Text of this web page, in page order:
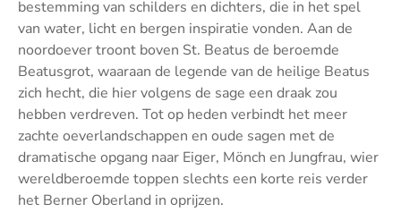
bestemming van schilders en dichters, die in het spel
van water, licht en bergen inspiratie vonden. Aan de
noordoever troont boven St. Beatus de beroemde
Beatusgrot, waaraan de legende van de heilige Beatus
zich hecht, die hier volgens de sage een draak zou
hebben verdreven. Tot op heden verbindt het meer
zachte oeverlandschappen en oude sagen met de
dramatische opgang naar Eiger, Mönch en Jungfrau, wier
wereldberoemde toppen slechts een korte reis verder
het Berner Oberland in oprijzen.